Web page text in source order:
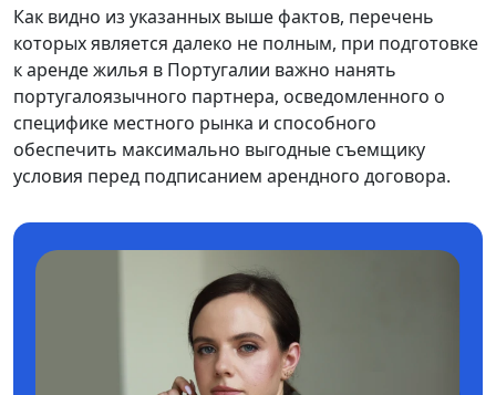
Как видно из указанных выше фактов, перечень
которых является далеко не полным, при подготовке
к аренде жилья в Португалии важно нанять
португалоязычного партнера, осведомленного о
специфике местного рынка и способного
обеспечить максимально выгодные съемщику
условия перед подписанием арендного договора.